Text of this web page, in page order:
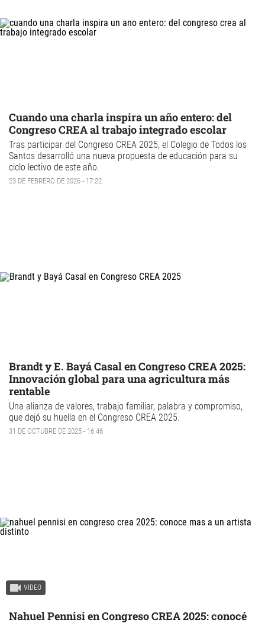
Cuando una charla inspira un año entero: del
Congreso CREA al trabajo integrado escolar
Tras participar del Congreso CREA 2025, el Colegio de Todos los
Santos desarrolló una nueva propuesta de educación para su
ciclo lectivo de este año.
23 DE FEBRERO DE 2026 - 17:22
Brandt y E. Bayá Casal en Congreso CREA 2025:
Innovación global para una agricultura más
rentable
Una alianza de valores, trabajo familiar, palabra y compromiso,
que dejó su huella en el Congreso CREA 2025.
31 DE OCTUBRE DE 2025 - 16:46
VIDEO
Nahuel Pennisi en Congreso CREA 2025: conocé